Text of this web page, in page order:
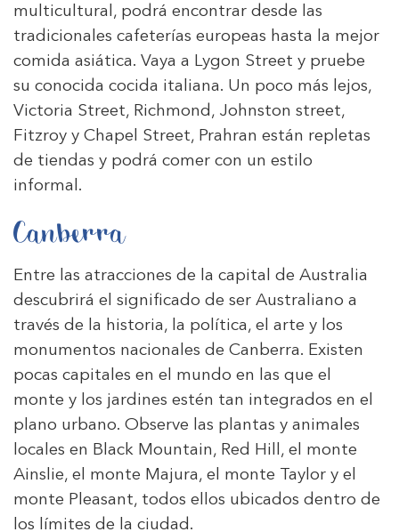
multicultural, podrá encontrar desde las
tradicionales cafeterías europeas hasta la mejor
comida asiática. Vaya a Lygon Street y pruebe
su conocida cocida italiana. Un poco más lejos,
Victoria Street, Richmond, Johnston street,
Fitzroy y Chapel Street, Prahran están repletas
de tiendas y podrá comer con un estilo
informal.
Canberra
Entre las atracciones de la capital de Australia
descubrirá el significado de ser Australiano a
través de la historia, la política, el arte y los
monumentos nacionales de Canberra. Existen
pocas capitales en el mundo en las que el
monte y los jardines estén tan integrados en el
plano urbano. Observe las plantas y animales
locales en Black Mountain, Red Hill, el monte
Ainslie, el monte Majura, el monte Taylor y el
monte Pleasant, todos ellos ubicados dentro de
los límites de la ciudad.